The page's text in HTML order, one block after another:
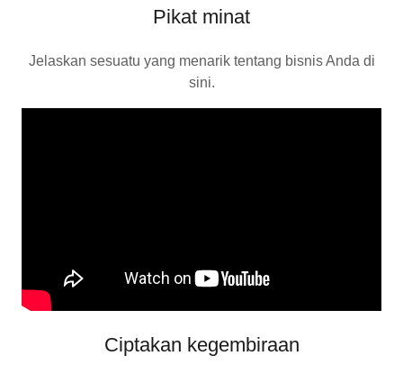
Pikat minat
Jelaskan sesuatu yang menarik tentang bisnis Anda di
sini.
Ciptakan kegembiraan